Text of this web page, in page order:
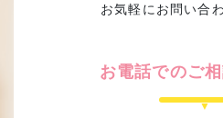
お気軽にお問い合
お電話でのご